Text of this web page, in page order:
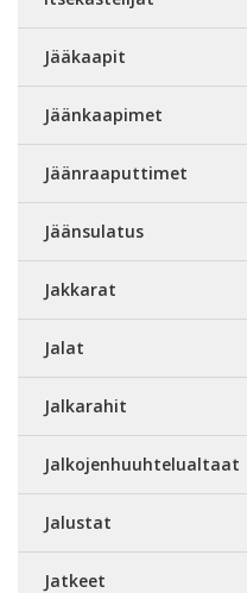
Jääkaapit
Jäänkaapimet
Jäänraaputtimet
Jäänsulatus
Jakkarat
Jalat
Jalkarahit
Jalkojenhuuhtelualtaat
Jalustat
Jatkeet